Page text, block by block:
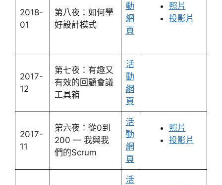
2018-
01
第八夜：如何學
好設計模式
動
網
頁
照片
投影片
2017-
12
第七夜：有趣又
有效的回顧會議
工具箱
活
動
網
頁
2017-
11
第六夜：從0到
200 — 我與我
們的Scrum
活
動
網
頁
照片
投影片
活